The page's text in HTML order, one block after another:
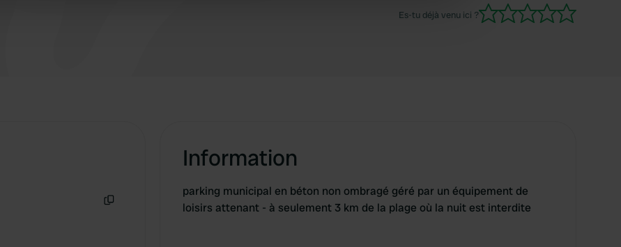
Es-tu déjà venu ici ?
Information
parking municipal en béton non ombragé géré par un équipement de
loisirs attenant - à seulement 3 km de la plage où la nuit est interdite